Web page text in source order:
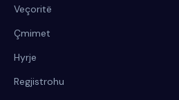
Veçoritë
Çmimet
Hyrje
Regjistrohu